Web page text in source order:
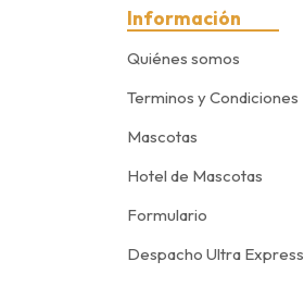
Información
Quiénes somos
Terminos y Condiciones
Mascotas
Hotel de Mascotas
Formulario
Despacho Ultra Express